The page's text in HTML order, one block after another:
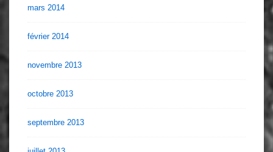
mars 2014
février 2014
novembre 2013
octobre 2013
septembre 2013